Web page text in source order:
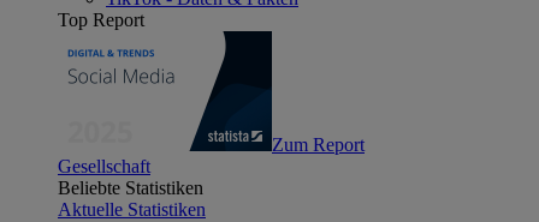
Top Report
Zum Report
Gesellschaft
Beliebte Statistiken
Aktuelle Statistiken